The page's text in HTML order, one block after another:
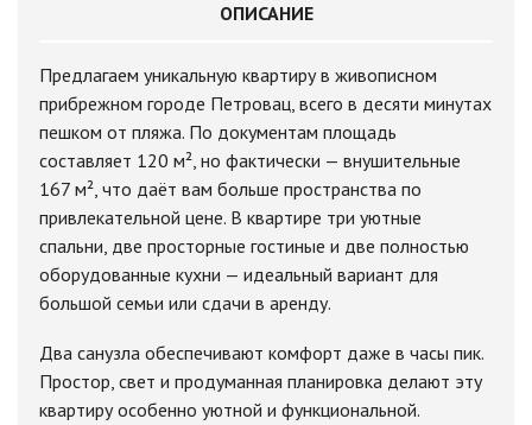
ОПИСАНИЕ
Предлагаем уникальную квартиру в живописном
прибрежном городе Петровац, всего в десяти минутах
пешком от пляжа. По документам площадь
составляет 120 м², но фактически — внушительные
167 м², что даёт вам больше пространства по
привлекательной цене. В квартире три уютные
спальни, две просторные гостиные и две полностью
оборудованные кухни — идеальный вариант для
большой семьи или сдачи в аренду.
Два санузла обеспечивают комфорт даже в часы пик.
Простор, свет и продуманная планировка делают эту
квартиру особенно уютной и функциональной.